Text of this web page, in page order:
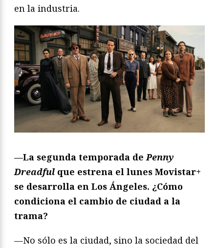
en la industria.
—La segunda temporada dePenny
Dreadful que estrena el lunes Movistar+
se desarrolla en Los Ángeles. ¿Cómo
condiciona el cambio de ciudad a la
trama?
—No sólo es la ciudad, sino la sociedad del